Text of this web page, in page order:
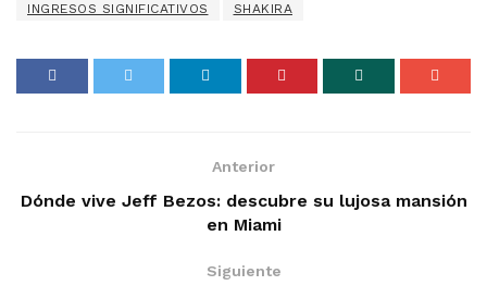
INGRESOS SIGNIFICATIVOS SHAKIRA
Anterior
Dónde vive Jeff Bezos: descubre su lujosa mansión
en Miami
Siguiente